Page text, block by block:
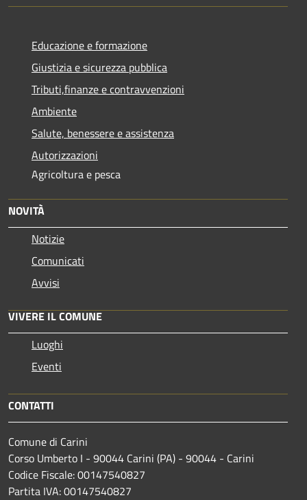
Educazione e formazione
Giustizia e sicurezza pubblica
Tributi,finanze e contravvenzioni
Ambiente
Salute, benessere e assistenza
Autorizzazioni
Agricoltura e pesca
NOVITÀ
Notizie
Comunicati
Avvisi
VIVERE IL COMUNE
Luoghi
Eventi
CONTATTI
Comune di Carini
Corso Umberto I - 90044 Carini (PA) - 90044 - Carini
Codice Fiscale: 00147540827
Partita IVA: 00147540827